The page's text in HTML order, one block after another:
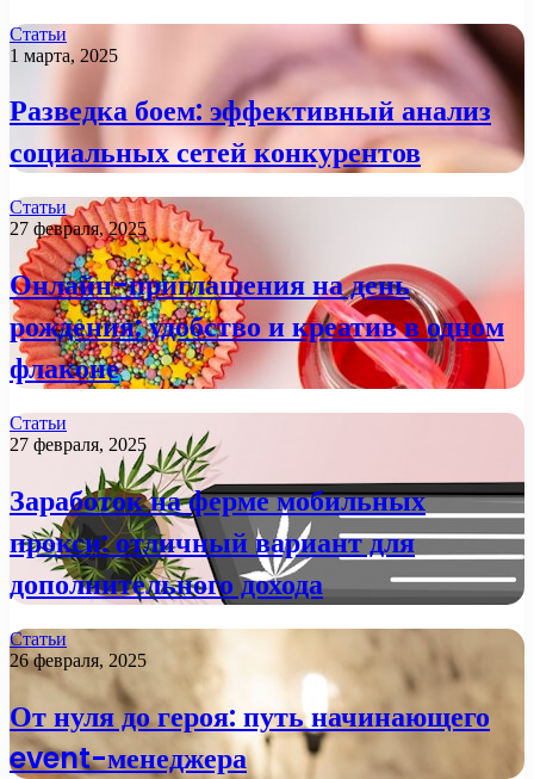
Статьи
1 марта, 2025
Разведка боем: эффективный анализ
социальных сетей конкурентов
Статьи
27 февраля, 2025
Онлайн-приглашения на день
рождения: удобство и креатив в одном
флаконе
Статьи
27 февраля, 2025
Заработок на ферме мобильных
прокси: отличный вариант для
дополнительного дохода
Статьи
26 февраля, 2025
От нуля до героя: путь начинающего
event-менеджера